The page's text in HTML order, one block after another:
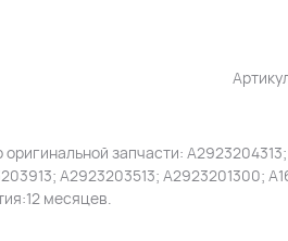
запчасти:
A2923203513; A2923201300;
месяцев.